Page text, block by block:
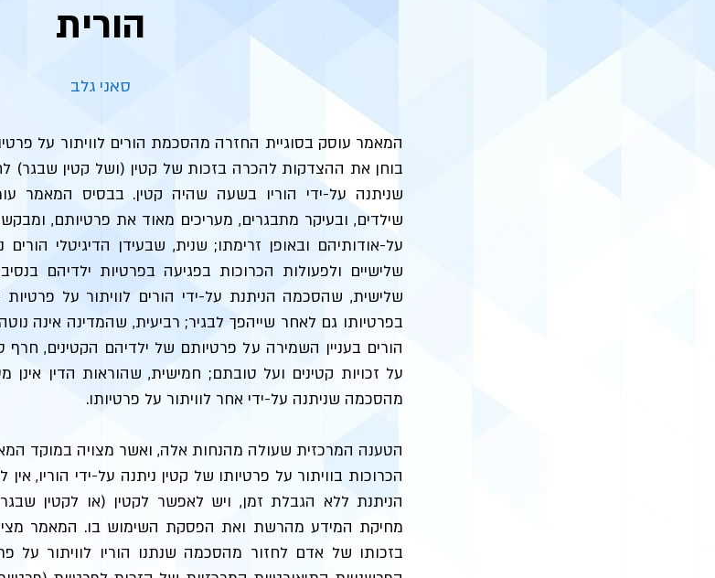
הורית
סאני גלב
המאמר עוסק בסוגיית החזרה מהסכמת הורים לוויתור על
בוחן את ההצדקות להכרה בזכות של קטין (ושל קטין שבגר)
שניתנה על-ידי הוריו בשעה שהיה קטין. בבסיס המאמר
שילדים, ובעיקר מתבגרים, מעריכים מאוד את פרטיותם,
על-אודותיהם ובאופן זרימתו; שנית, שבעידן הדיגיטלי
שלישיים ולפעולות הכרוכות בפגיעה בפרטיות ילדיהם
שלישית, שהסכמה הניתנת על-ידי הורים לוויתור על
בפרטיותו גם לאחר שייהפך לבגיר; רביעית, שהמדינה אינה
הורים בעניין השמירה על פרטיותם של ילדיהם הקטינים,
על זכויות קטינים ועל טובתם; חמישית, שהוראות הדין
מהסכמה שניתנה על-ידי אחר לוויתור על פרטיותו.
הטענה המרכזית שעולה מהנחות אלה, ואשר מצויה במוקד
הכרוכות בוויתור על פרטיותו של קטין ניתנה על-ידי הוריו,
הניתנת ללא הגבלת זמן, ויש לאפשר לקטין (או לקטין
מחיקת המידע מהרשת ואת הפסקת השימוש בו. המאמר